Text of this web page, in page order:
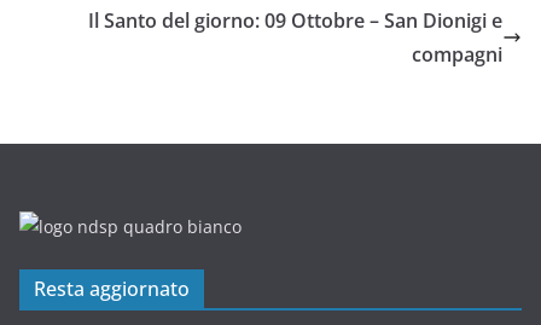
Il Santo del giorno: 09 Ottobre – San Dionigi e
compagni
Resta aggiornato